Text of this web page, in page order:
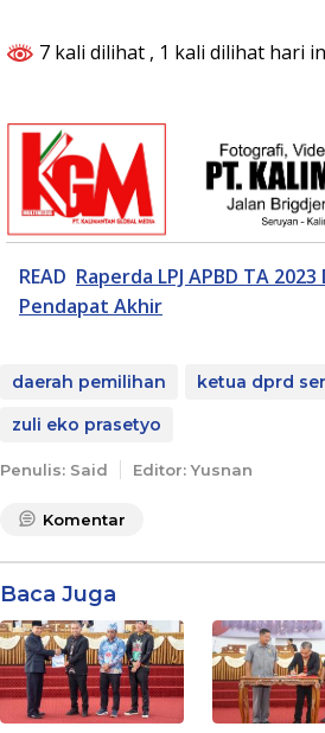
7 kali dilihat , 1 kali dilihat hari
READ Raperda LPJ APBD TA
Pendapat Akhir
daerah pemilihan ketua dprd
zuli eko prasetyo
Penulis: Said Editor: Yusnan
Komentar
Baca Juga